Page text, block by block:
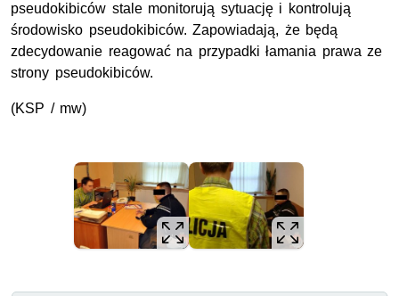
pseudokibiców stale monitorują sytuację i kontrolują
środowisko pseudokibiców. Zapowiadają, że będą
zdecydowanie reagować na przypadki łamania prawa ze
strony pseudokibiców.
(KSP / mw)